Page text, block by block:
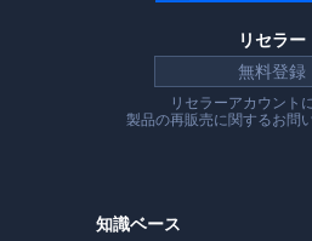
リセラー
無料登録
リセラーアカウント
製品の再販売に関するお問
知識ベース